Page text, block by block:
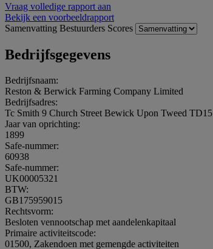
Vraag volledige rapport aan
Bekijk een voorbeeldrapport
Samenvatting Bestuurders Scores
Bedrijfsgegevens
Bedrijfsnaam:
Reston & Berwick Farming Company Limited
Bedrijfsadres:
Tc Smith 9 Church Street Bewick Upon Tweed TD15
Jaar van oprichting:
1899
Safe-nummer:
60938
Safe-nummer:
UK00005321
BTW:
GB175959015
Rechtsvorm:
Besloten vennootschap met aandelenkapitaal
Primaire activiteitscode:
01500, Zakendoen met gemengde activiteiten